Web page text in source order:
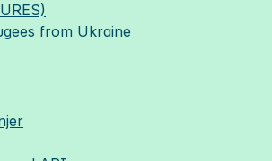
from Ukraine